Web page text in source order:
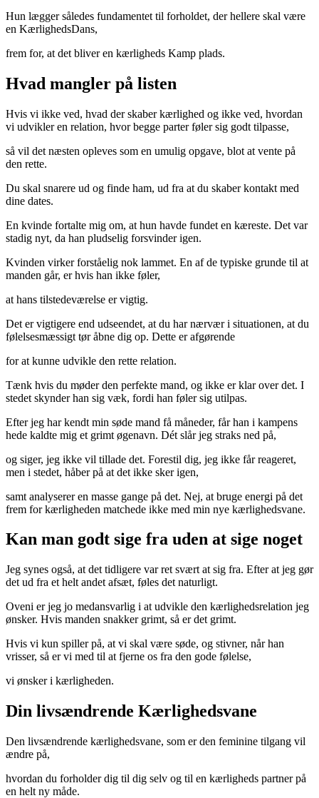
Hun lægger således fundamentet til forholdet, der hellere skal være
en KærlighedsDans,
frem for, at det bliver en kærligheds Kamp plads.
Hvad mangler på listen
Hvis vi ikke ved, hvad der skaber kærlighed og ikke ved, hvordan
vi udvikler en relation, hvor begge parter føler sig godt tilpasse,
så vil det næsten opleves som en umulig opgave, blot at vente på
den rette.
Du skal snarere ud og finde ham, ud fra at du skaber kontakt med
dine dates.
En kvinde fortalte mig om, at hun havde fundet en kæreste. Det var
stadig nyt, da han pludselig forsvinder igen.
Kvinden virker forståelig nok lammet. En af de typiske grunde til at
manden går, er hvis han ikke føler,
at hans tilstedeværelse er vigtig.
Det er vigtigere end udseendet, at du har nærvær i situationen, at du
følelsesmæssigt tør åbne dig op. Dette er afgørende
for at kunne udvikle den rette relation.
Tænk hvis du møder den perfekte mand, og ikke er klar over det. I
stedet skynder han sig væk, fordi han føler sig utilpas.
Efter jeg har kendt min søde mand få måneder, får han i kampens
hede kaldte mig et grimt øgenavn. Dét slår jeg straks ned på,
og siger, jeg ikke vil tillade det. Forestil dig, jeg ikke får reageret,
men i stedet, håber på at det ikke sker igen,
samt analyserer en masse gange på det. Nej, at bruge energi på det
frem for kærligheden matchede ikke med min nye kærlighedsvane.
Kan man godt sige fra uden at sige noget
Jeg synes også, at det tidligere var ret svært at sig fra. Efter at jeg gør
det ud fra et helt andet afsæt, føles det naturligt.
Oveni er jeg jo medansvarlig i at udvikle den kærlighedsrelation jeg
ønsker. Hvis manden snakker grimt, så er det grimt.
Hvis vi kun spiller på, at vi skal være søde, og stivner, når han
vrisser, så er vi med til at fjerne os fra den gode følelse,
vi ønsker i kærligheden.
Din livsændrende Kærlighedsvane
Den livsændrende kærlighedsvane, som er den feminine tilgang vil
ændre på,
hvordan du forholder dig til dig selv og til en kærligheds partner på
en helt ny måde.